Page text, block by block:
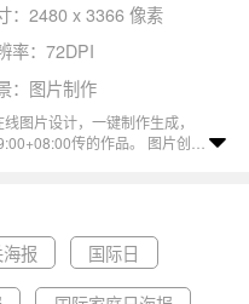
：2480 x 3366 像素
率：72DPI
：图片制作
图片设计，一键制作生成，
传的作品。 图片创意
关日海报相关的专题国际海关
报 国际日